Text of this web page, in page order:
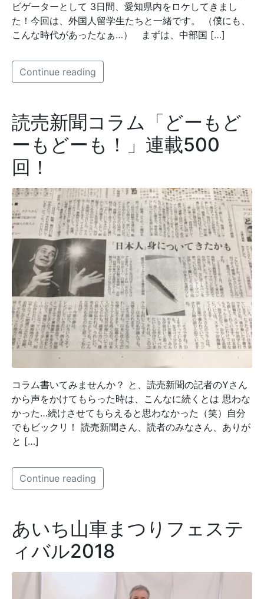
ビゲーターとして 3日間、愛知県内をロケしてきまし
た！今回は、外国人留学生たちと一緒です。 （僕にも、
こんな時代があったなぁ…） まずは、中部国 […]
Continue reading
読売新聞コラム「どーもど
ーもどーも！」連載500
回！
コラム書いてみませんか？ と、読売新聞の記者のYさん
から声をかけてもらった時は、こんなに続くとは 思わな
かった…続けさせてもらえると思わなかった（笑）自分
でもビックリ！ 読売新聞さん、読者のみなさん、ありが
と […]
Continue reading
あいち山車まつりフェステ
ィバル2018